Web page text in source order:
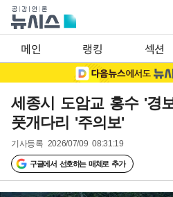
메인 랭킹 섹션
세종시 도암교 홍수 '경
풋개다리 '주의보'
기사등록 2026/07/09 08:31:19
구글에서 선호하는 매체로 추가